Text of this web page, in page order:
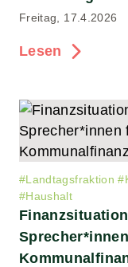
Freitag, 17.4.2026
Lesen
#Landtagsfraktion #
#Haushalt